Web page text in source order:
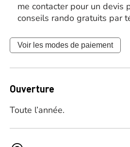
me contacter pour un devis
conseils rando gratuits par
Voir les modes de paiement
Ouverture
Toute l’année.